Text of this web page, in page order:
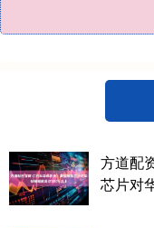
方道配
芯片对